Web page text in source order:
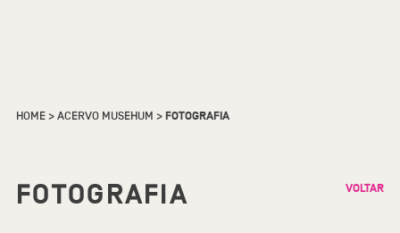
HOME>ACERVO MUSEHUM >FOTOGRAFIA
FOTOGRAFIA VOLTAR